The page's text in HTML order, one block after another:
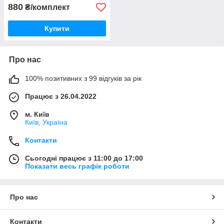
880 ₴/комплект
Купити
Про нас
100% позитивних з 99 відгуків за рік
Працює з 26.04.2022
м. Київ
Київ, Україна
Контакти
Сьогодні працює з 11:00 до 17:00
Показати весь графік роботи
Про нас
Контакти